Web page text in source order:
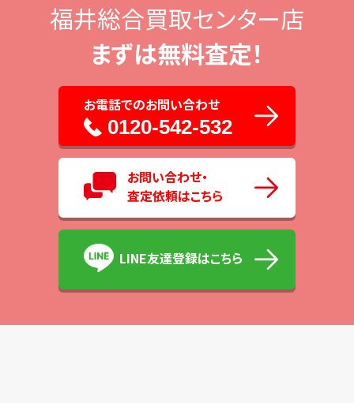
福井総合買取センター店
まずは無料査定！
お電話でのお問い合わせ
0120-542-532
お問い合わせ・
査定依頼はこちら
LINE友達登録はこちら